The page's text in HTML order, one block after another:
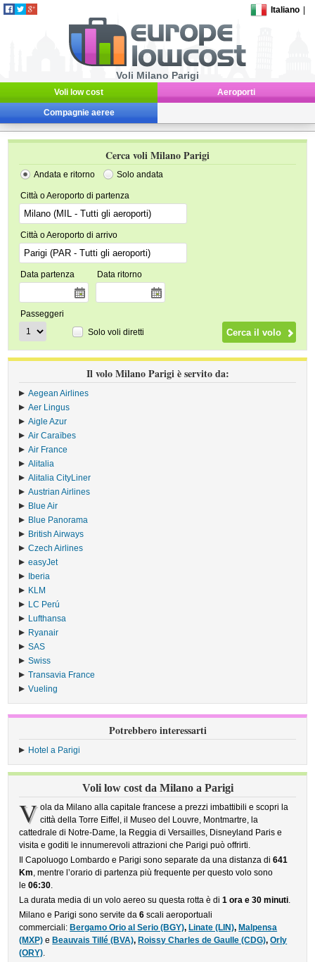
Italiano
Voli Milano Parigi
Voli low cost Aeroporti
Compagnie aeree
Cerca voli Milano Parigi
Andata e ritorno Solo andata
Città o Aeroporto di partenza
Città o Aeroporto di arrivo
Data partenza Data ritorno
Passeggeri
Solo voli diretti
Il volo Milano Parigi è servito da:
Aegean Airlines
Aer Lingus
Aigle Azur
Air Caraïbes
Air France
Alitalia
Alitalia CityLiner
Austrian Airlines
Blue Air
Blue Panorama
British Airways
Czech Airlines
easyJet
Iberia
KLM
LC Perú
Lufthansa
Ryanair
SAS
Swiss
Transavia France
Vueling
Potrebbero interessarti
Hotel a Parigi
Voli low cost da Milano a Parigi
V ola da Milano alla capitale francese a prezzi imbattibili e scopri la
città della Torre Eiffel, il Museo del Louvre, Montmartre, la
cattedrale di Notre-Dame, la Reggia di Versailles, Disneyland Paris e
visita e goditi le innumerevoli attrazioni che Parigi può offrirti.
Il Capoluogo Lombardo e Parigi sono separate da una distanza di641
Km, mentre l’orario di partenza più frequente per questo volo sono
le06:30.
La durata media di un volo aereo su questa rotta è di1 ora e 30 minuti.
Milano e Parigi sono servite da6 scali aeroportuali
commerciali: Bergamo Orio al Serio (BGY), Linate (LIN), Malpensa
(MXP) e Beauvais Tillé (BVA), Roissy Charles de Gaulle (CDG),Orly
(ORY).